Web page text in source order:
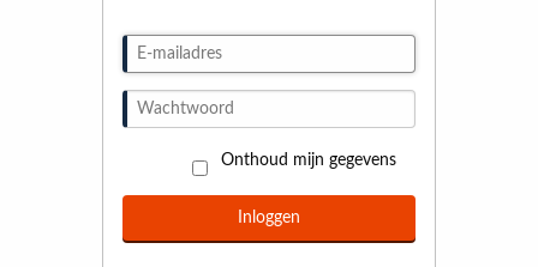
Onthoud mijn gegevens